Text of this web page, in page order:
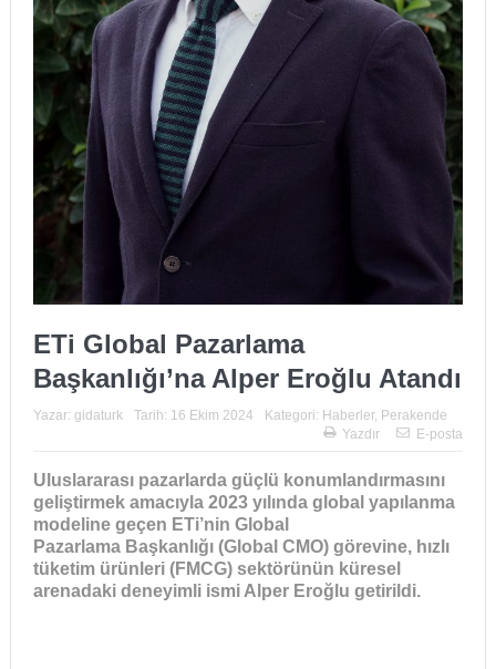
ETi Global Pazarlama
Başkanlığı’na Alper Eroğlu Atandı
Yazar: gidaturk Tarih: 16 Ekim 2024 Kategori: Haberler, Perakende
Yazdır
E-posta
Uluslararası pazarlarda güçlü konumlandırmasını
geliştirmekamacıyla 2023 yılında global yapılanma
modeline geçen ETi’nin Global
Pazarlama Başkanlığı (Global CMO) görevine, hızlı
tüketim ürünleri (FMCG) sektörünün küresel
arenadaki deneyimli ismi Alper Eroğlu getirildi.